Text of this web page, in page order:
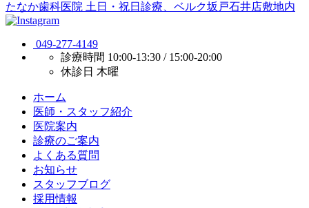
たなか歯科医院 土日・祝日診療、ベルク坂戸石井店敷地内
049-277-4149
診療時間 10:00-13:30 / 15:00-20:00
休診日 木曜
ホーム
医師・スタッフ紹介
医院案内
診療のご案内
よくある質問
お知らせ
スタッフブログ
採用情報